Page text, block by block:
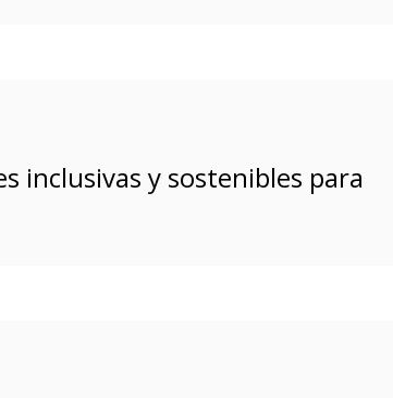
inclusivas y sostenibles para